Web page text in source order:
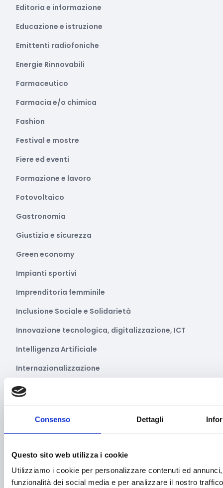
Consenso Dettagli
Questo sito web utilizza i cookie
Utilizziamo i cookie per personalizzare contenuti ed
funzionalità dei social media e per analizzare il nostro
Editoria e informazione
Educazione e istruzione
Emittenti radiofoniche
Energie Rinnovabili
Farmaceutico
Farmacia e/o chimica
Fashion
Festival e mostre
Fiere ed eventi
Formazione e lavoro
Fotovoltaico
Gastronomia
Giustizia e sicurezza
Green economy
Impianti sportivi
Imprenditoria femminile
Inclusione Sociale e Solidarietà
Innovazione tecnologica, digitalizzazione, ICT
Intelligenza Artificiale
Internazionalizzazione
Libro e lettura
Manifatturiero
Manifestazioni culturali
Marketing e comunicazione